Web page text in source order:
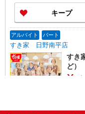
キープ
アルバイト パート
すき家 日野南平店
すき
ど）
高校